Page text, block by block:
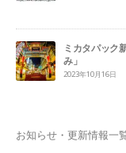
ミカタパック
み」
2023年10月16日
お知らせ・更新情報一